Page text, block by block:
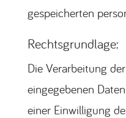
gespeicherten
Rechtsgrundlage:
Die Verarbeitung
eingegebenen
einer Einwilligung